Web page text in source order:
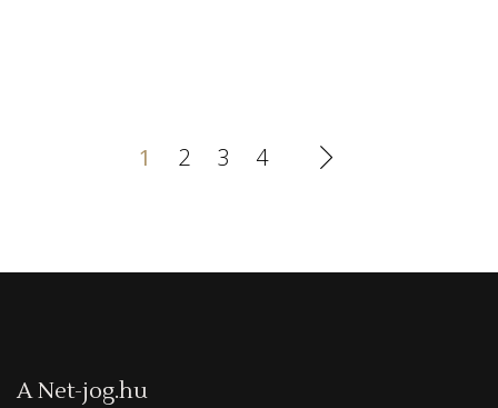
1 2 3 4
A Net-jog.hu